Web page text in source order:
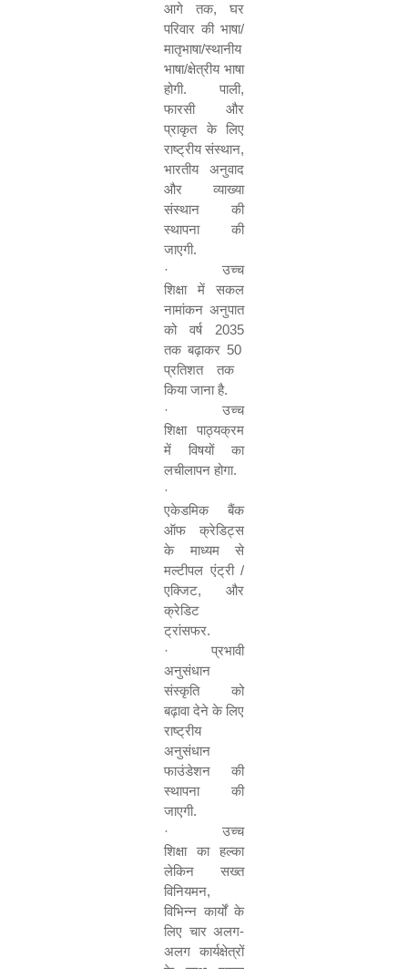
आगे तक, घर
परिवार की भाषा/
मातृभाषा/स्थानीय
भाषा/क्षेत्रीय भाषा
होगी. पाली,
फारसी और
प्राकृत के लिए
राष्ट्रीय संस्थान,
भारतीय अनुवाद
और व्याख्या
संस्थान की
स्थापना की
जाएगी.
·
उच्च
शिक्षा में सकल
नामांकन अनुपात
को वर्ष 2035
तक बढ़ाकर 50
प्रतिशत तक
किया जाना है.
·
उच्च
शिक्षा पाठ्यक्रम
में विषयों का
लचीलापन होगा.
·
एकेडमिक बैंक
ऑफ क्रेडिट्स
के माध्यम से
मल्टीपल एंट्री /
एक्जिट, और
क्रेडिट
ट्रांसफर.
·
प्रभावी
अनुसंधान
संस्कृति को
बढ़ावा देने के लिए
राष्ट्रीय
अनुसंधान
फाउंडेशन की
स्थापना की
जाएगी.
·
उच्च
शिक्षा का हल्का
लेकिन सख्त
विनियमन,
विभिन्न कार्यों के
लिए चार अलग-
अलग कार्यक्षेत्रों